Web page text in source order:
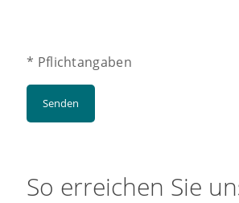
* Pflichtangaben
So erreichen Sie